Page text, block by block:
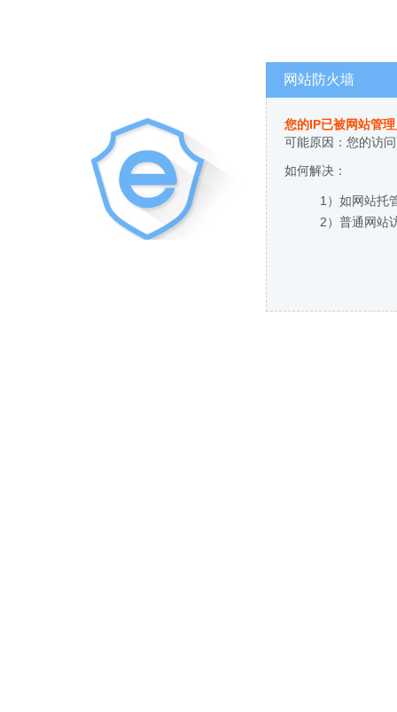
网站防火墙
您的IP已被网站管
可能原因：您的访
如何解决：
1）如网站托
2）普通网站